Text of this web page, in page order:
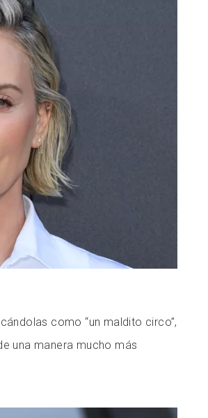
como “un maldito circo”,
una manera mucho más